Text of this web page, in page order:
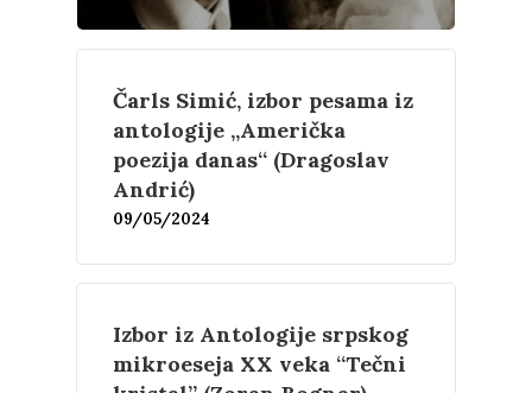
Čarls Simić, izbor pesama iz
antologije „Američka
poezija danas“ (Dragoslav
Andrić)
09/05/2024
Izbor iz Antologije srpskog
mikroeseja XX veka “Tečni
Poezija
Teorija